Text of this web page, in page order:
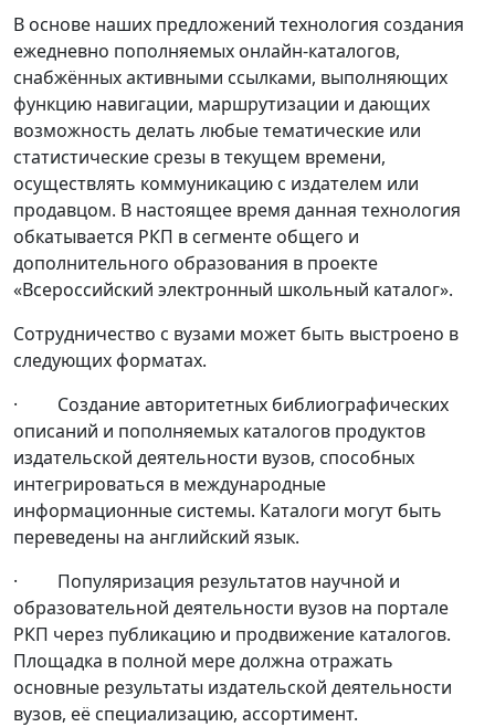
В основе наших предложений технология создания
ежедневно пополняемых онлайн-каталогов,
снабжённых активными ссылками, выполняющих
функцию навигации, маршрутизации и дающих
возможность делать любые тематические или
статистические срезы в текущем времени,
осуществлять коммуникацию с издателем или
продавцом. В настоящее время данная технология
обкатывается РКП в сегменте общего и
дополнительного образования в проекте
«Всероссийский электронный школьный каталог».
Сотрудничество с вузами может быть выстроено в
следующих форматах.
· Создание авторитетных библиографических
описаний и пополняемых каталогов продуктов
издательской деятельности вузов, способных
интегрироваться в международные
информационные системы. Каталоги могут быть
переведены на английский язык.
· Популяризация результатов научной и
образовательной деятельности вузов на портале
РКП через публикацию и продвижение каталогов.
Площадка в полной мере должна отражать
основные результаты издательской деятельности
вузов, её специализацию, ассортимент.